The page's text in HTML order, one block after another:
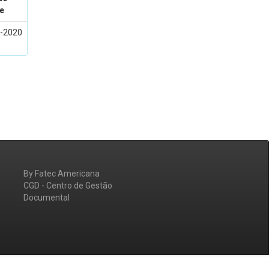
2020
By Fatec Americana
CGD - Centro de Gestão
Documental